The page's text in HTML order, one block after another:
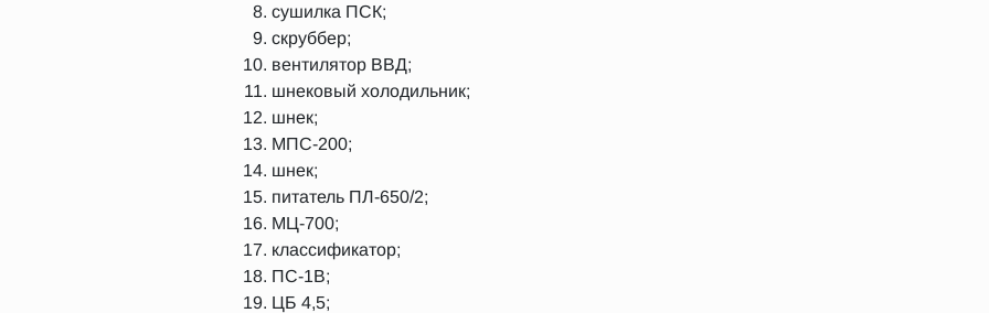
сушилка ПСК;
скруббер;
вентилятор ВВД;
шнековый холодильник;
шнек;
МПС-200;
шнек;
питатель ПЛ-650/2;
МЦ-700;
классификатор;
ПС-1В;
ЦБ 4,5;